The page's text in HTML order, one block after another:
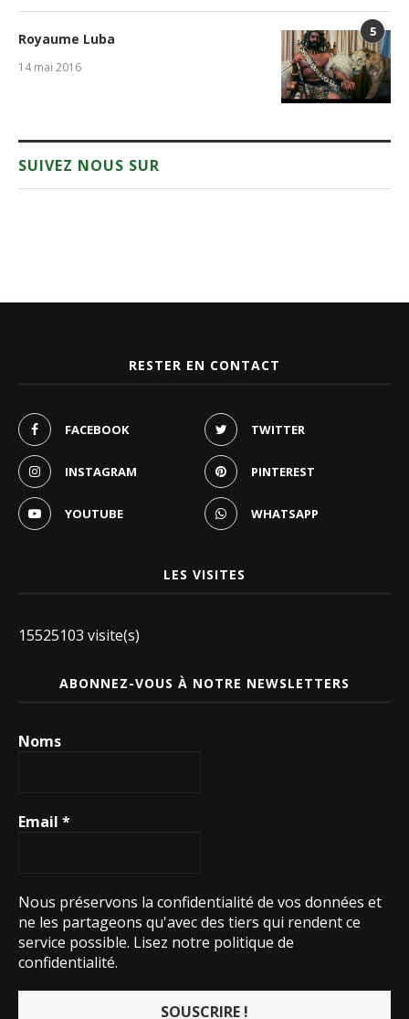
5
Royaume Luba
14 mai 2016
SUIVEZ NOUS SUR
RESTER EN CONTACT
FACEBOOK TWITTER
INSTAGRAM PINTEREST
YOUTUBE WHATSAPP
LES VISITES
15525103 visite(s)
ABONNEZ-VOUS À NOTRE NEWSLETTERS
Noms
Email *
Nous préservons la confidentialité de vos données et
ne les partageons qu'avec des tiers qui rendent ce
service possible. Lisez notre politique de
confidentialité.